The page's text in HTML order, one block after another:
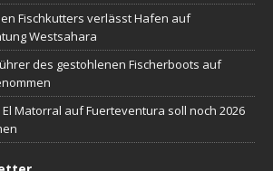
Fischkutters verlässt Hafen auf
Westsahara
des gestohlenen Fischerboots auf
Matorral auf Fuerteventura soll noch 2026